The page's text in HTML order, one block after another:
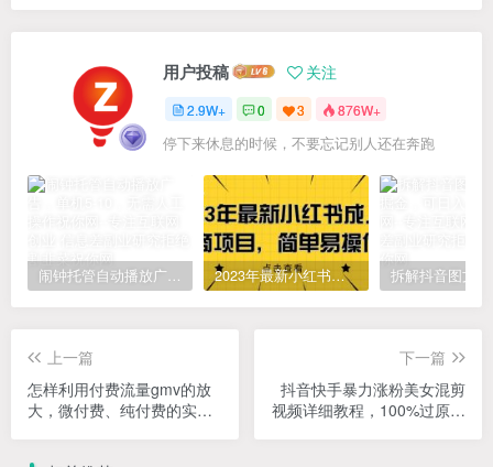
用户投稿 关注
2.9W+ 0 3 876W+
停下来休息的时候，不要忘记别人还在奔跑
闹钟托管自动播放广告，单机5-10，无需人工操作 2023年最新小红书成人电商项目，简单易操作【详细教程】
上一篇
怎样利用付费流量gmv的放
大，微付费、纯付费的实操
下一篇
抖音快手暴力涨粉美女混剪
视频详细教程，100%过原创